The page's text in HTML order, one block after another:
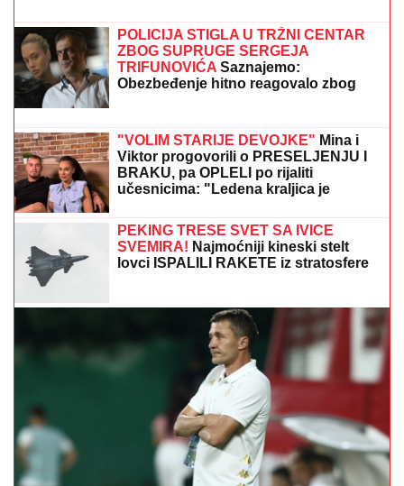
pre estrade radila kao NASTAVNICA:
"Svaki put plačem" (VIDEO)
SVET PUCA NA DVA DELA, IRANU NOŽ U LEĐA:
zaista znači pakt Saudijske Arabije, Turske i
Pakistana?
"ŽIVOT KOJI ČUVAM VIŠE OD SVOG"
Bojana Barović se oglasila posebnim
razlogom, emocije je savladale:
"Prošlo je 10 godina"
Pljušte kazne za bahate vozače:
Saobraćajna policija dronovima
kotroliše magistralu kod Prijepolja
(FOTO)